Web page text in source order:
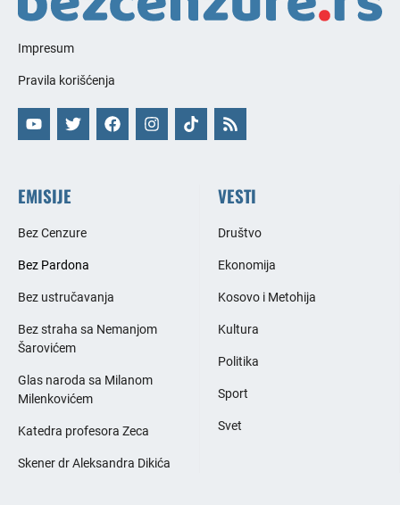
Impresum
Pravila korišćenja
EMISIJE
Bez Cenzure
Bez Pardona
Bez ustručavanja
Bez straha sa Nemanjom
Šarovićem
Glas naroda sa Milanom
Milenkovićem
Katedra profesora Zeca
Skener dr Aleksandra Dikića
VESTI
Društvo
Ekonomija
Kosovo i Metohija
Kultura
Politika
Sport
Svet